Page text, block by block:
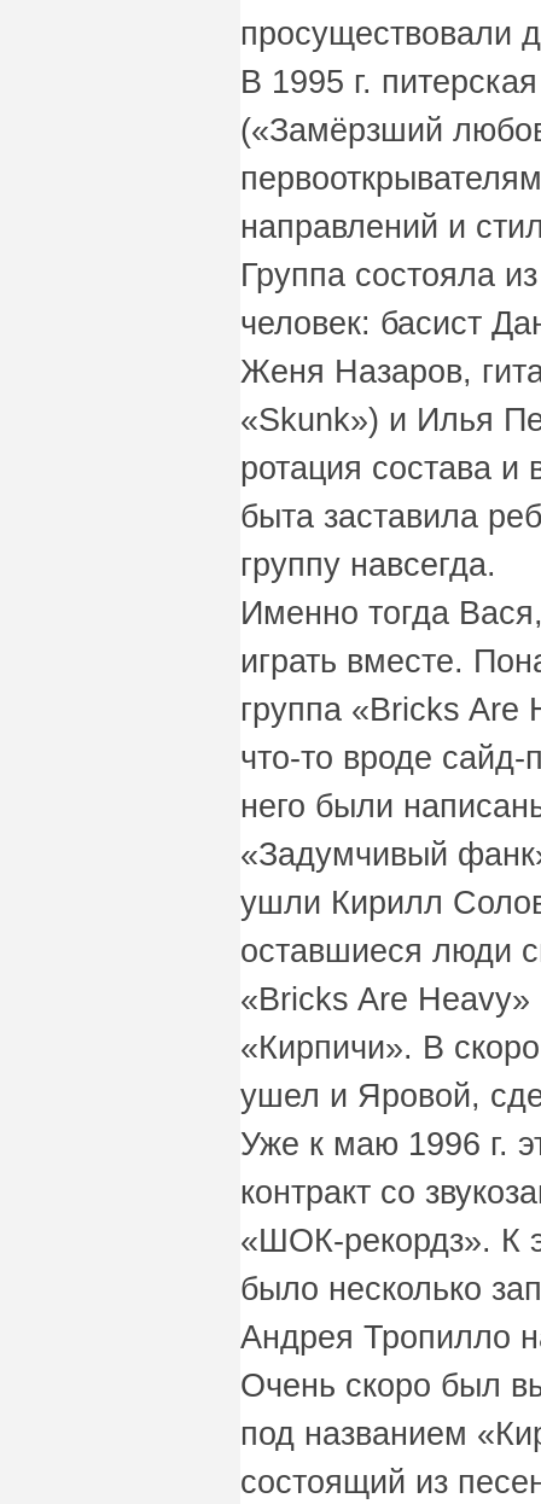
просуществовали
В 1995 г.
(«Замёрзший
направлений и
Группа состояла
человек: басист
Женя Назаров,
«Skunk») и Илья
ротация состава и
быта заставила
группу навсегда.
Именно тогда
играть вместе.
группа «Bricks Are
что-то вроде
него были
«Задумчивый
ушли Кирилл
оставшиеся люди
«Bricks Are Heavy»
«Кирпичи». В
ушел и Яровой,
Уже к маю 1996 г.
контракт со
«ШОК-рекордз». К
было несколько
Андрея Тропилло
Очень скоро был
под названием
состоящий из